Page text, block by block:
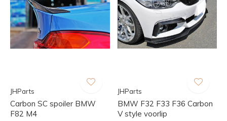
JHParts
Carbon SC spoiler BMW
F82 M4
JHParts
BMW F32 F33 F36 Carbon
V style voorlip